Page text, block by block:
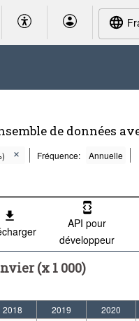
de données
Fréquence:
Annuelle
API pour
développeur
(x 1 000)
2018 2019 2020